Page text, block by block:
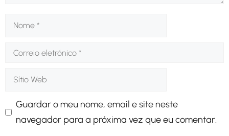
Nome
Correio
Sítio
Guardar o meu nome, email e site neste
navegador para a próxima vez que eu comentar.